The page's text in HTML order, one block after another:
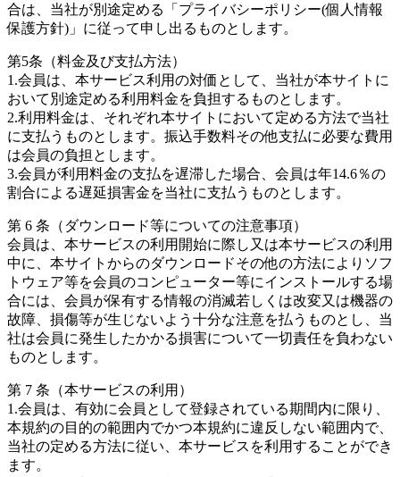
合は、当社が別途定める「プライバシーポリシー(個人情報
保護方針)」に従って申し出るものとします。
第5条（料金及び支払方法）
1.会員は、本サービス利用の対価として、当社が本サイトに
おいて別途定める利用料金を負担するものとします。
2.利用料金は、それぞれ本サイトにおいて定める方法で当社
に支払うものとします。振込手数料その他支払に必要な費用
は会員の負担とします。
3.会員が利用料金の支払を遅滞した場合、会員は年14.6％の
割合による遅延損害金を当社に支払うものとします。
第 6 条（ダウンロード等についての注意事項）
会員は、本サービスの利用開始に際し又は本サービスの利用
中に、本サイトからのダウンロードその他の方法によりソフ
トウェア等を会員のコンピューター等にインストールする場
合には、会員が保有する情報の消滅若しくは改変又は機器の
故障、損傷等が生じないよう十分な注意を払うものとし、当
社は会員に発生したかかる損害について一切責任を負わない
ものとします。
第 7 条（本サービスの利用）
1.会員は、有効に会員として登録されている期間内に限り、
本規約の目的の範囲内でかつ本規約に違反しない範囲内で、
当社の定める方法に従い、本サービスを利用することができ
ます。